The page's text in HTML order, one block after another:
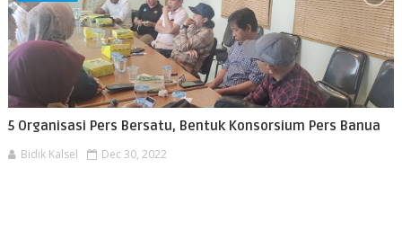
5 Organisasi Pers Bersatu, Bentuk Konsorsium Pers Banua
Bidik Kalsel Dec 30, 2022